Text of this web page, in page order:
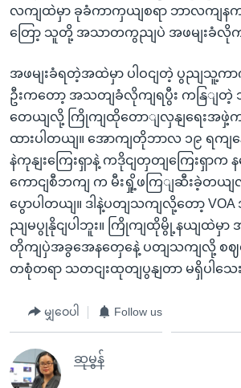
လကျထဲမှာ ခုခံကာကှယျစရာ ဘာလကျန
တြော့ သူတို့ အသာတကွညျပဲ အဖမျးခံလိုက
အဖမျးခံရတဲ့အထဲမှာ ပါဝငျတဲ့ ပွညျသူ့ကာ
ဦးကတော့ အသတျခံလိုကျရပွီး ကနြျတဲ့ ၁
တေယျလို့ ကြိုကျထိုတောျလှနျရေးအဖှဲ့က
ထားပါတယျ။ အောကျတိုဘာလ ၁၉ ရကျ
နဲကုနျးကြေးရှာနဲ့ ကဒိုငျတှတျကြေးရှာ
ကောငျစီဘကျ က မီးရှို့ဖကြျဆီးခဲ့တယ
ပွောပါတယျ။ ဒါနဲ့ပတျသကျလို့တော့
ညျမပွုနိုငျပါဘူး။ ကြိုကျထိုမွို့နယျထဲမှာ
တိုကျပှဲအခွအေနတှေနေဲ့ ပတျသကျလို့ စဈ
တစုံတရာ သတငျးထုတျပွနျတာ မရှိပါသေ
မျှဝေပါ Follow us
ဆုမွန်